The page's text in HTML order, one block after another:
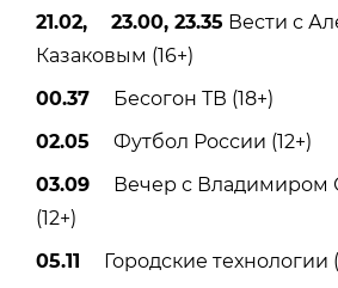
21.02, 23.00, 23.35 Вести с
Казаковым (16+)
00.37 Бесогон ТВ (18+)
02.05 Футбол России (12+)
03.09 Вечер с Владимиром
(12+)
05.11 Городские технологии